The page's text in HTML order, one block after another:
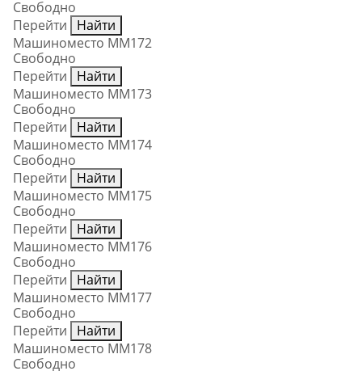
Свободно
Перейти
Найти
Машиноместо ММ172
Свободно
Перейти
Найти
Машиноместо ММ173
Свободно
Перейти
Найти
Машиноместо ММ174
Свободно
Перейти
Найти
Машиноместо ММ175
Свободно
Перейти
Найти
Машиноместо ММ176
Свободно
Перейти
Найти
Машиноместо ММ177
Свободно
Перейти
Найти
Машиноместо ММ178
Свободно